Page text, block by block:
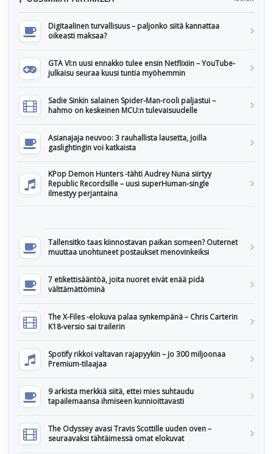
Digitaalinen turvallisuus – paljonko siitä kannattaa
oikeasti maksaa?
GTA VI:n uusi ennakko tulee ensin Netflixiin – YouTube-
julkaisu seuraa kuusi tuntia myöhemmin
Sadie Sinkin salainen Spider-Man-rooli paljastui –
hahmo on keskeinen MCU:n tulevaisuudelle
Asianajaja neuvoo: 3 rauhallista lausetta, joilla
gaslightingin voi katkaista
KPop Demon Hunters -tähti Audrey Nuna siirtyy
Republic Recordsille – uusi superHuman-single
ilmestyy perjantaina
Tallensitko taas kiinnostavan paikan someen? Outernet
muuttaa unohtuneet postaukset menovinkeiksi
7 etikettisääntöä, joita nuoret eivät enää pidä
välttämättöminä
The X-Files -elokuva palaa synkempänä – Chris Carterin
K18-versio sai trailerin
Spotify rikkoi valtavan rajapyykin – jo 300 miljoonaa
Premium-tilaajaa
9 arkista merkkiä siitä, ettei mies suhtaudu
tapailemaansa ihmiseen kunnioittavasti
The Odyssey avasi Travis Scottille uuden oven –
seuraavaksi tähtäimessä omat elokuvat